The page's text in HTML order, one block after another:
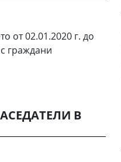
от 02.01.2020 г. до
граждани
В